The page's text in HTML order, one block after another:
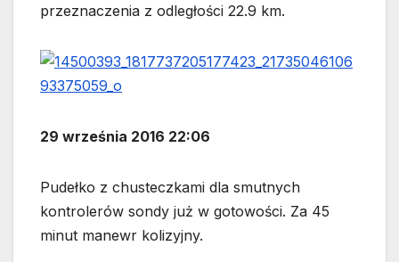
przeznaczenia z odległości 22.9 km.
29 września 2016 22:06
Pudełko z chusteczkami dla smutnych
kontrolerów sondy już w gotowości. Za 45
minut manewr kolizyjny.